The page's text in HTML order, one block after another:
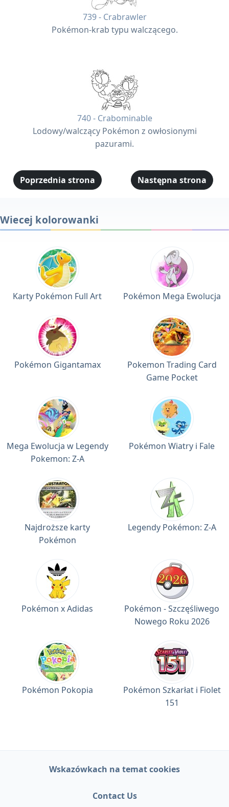
739 - Crabrawler
Pokémon-krab typu walczącego.
740 - Crabominable
Lodowy/walczący Pokémon z owłosionymi
pazurami.
Poprzednia strona Następna strona
Wiecej kolorowanki
Karty Pokémon Full Art Pokémon Mega Ewolucja
Pokémon Gigantamax
Pokemon Trading Card
Game Pocket
Mega Ewolucja w Legendy
Pokemon: Z-A
Pokémon Wiatry i Fale
Najdroższe karty
Pokémon
Legendy Pokémon: Z-A
Pokémon x Adidas
Pokémon - Szczęśliwego
Nowego Roku 2026
Pokémon Pokopia
Pokémon Szkarłat i Fiolet
151
Wskazówkach na temat cookies
Contact Us